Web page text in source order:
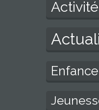
Enfance